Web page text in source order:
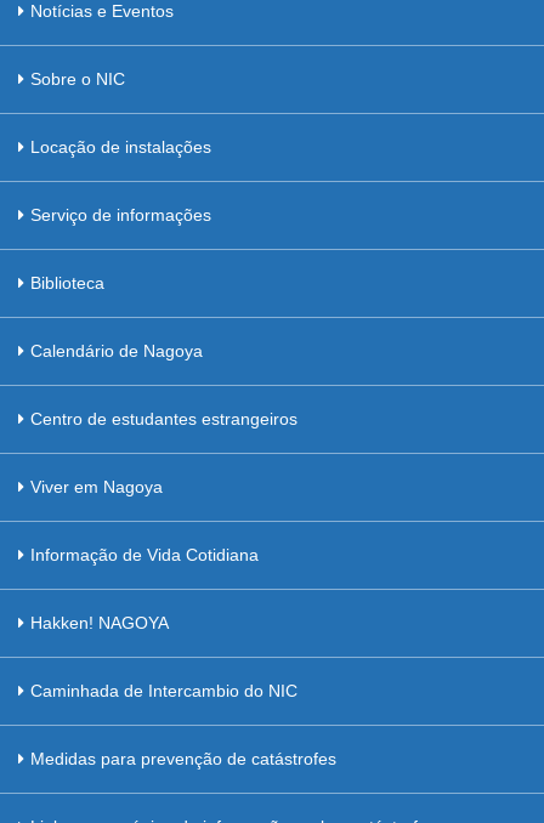
Notícias e Eventos
Sobre o NIC
Locação de instalações
Serviço de informações
Biblioteca
Calendário de Nagoya
Centro de estudantes estrangeiros
Viver em Nagoya
Informação de Vida Cotidiana
Hakken! NAGOYA
Caminhada de Intercambio do NIC
Medidas para prevenção de catástrofes